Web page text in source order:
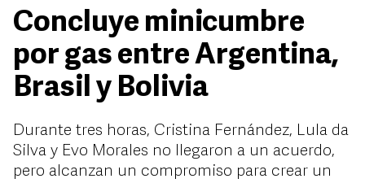
Concluye minicumbre
por gas entre Argentina,
Brasil y Bolivia
Durante tres horas, Cristina Fernández, Lula da
Silva y Evo Morales no llegaron a un acuerdo,
pero alcanzan un compromiso para crear un